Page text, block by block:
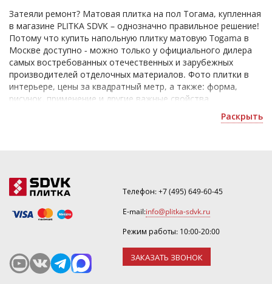
Затеяли ремонт? Матовая плитка на пол Тогама, купленная
в магазине PLITKA SDVK – однозначно правильное решение!
Потому что купить напольную плитку матовую Togama в
Москве доступно - можно только у официального дилера
самых востребованных отечественных и зарубежных
производителей отделочных материалов. Фото плитки в
интерьере, цены за квадратный метр, а также: форма,
рисунок, применение и другие важные свойства
Раскрыть
Телефон:+7 (495) 649-60-45
E-mail:info@plitka-sdvk.ru
Режим работы: 10:00-20:00
ЗАКАЗАТЬ ЗВОНОК